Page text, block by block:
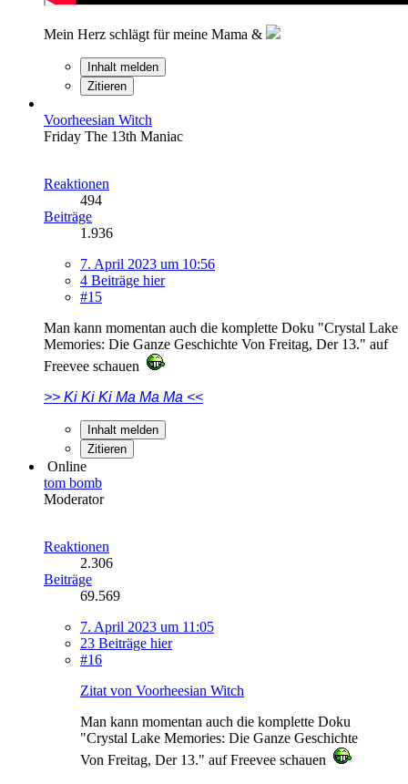
Mein Herz schlägt für meine Mama &
Inhalt melden
Zitieren
Voorheesian Witch
Friday The 13th Maniac
Reaktionen
494
Beiträge
1.936
7. April 2023 um 10:56
4 Beiträge hier
#15
Man kann momentan auch die komplette Doku "Crystal Lake
Memories: Die Ganze Geschichte Von Freitag, Der 13." auf
Freevee schauen
>> Ki Ki Ki Ma Ma Ma <<
Inhalt melden
Zitieren
Online
tom bomb
Moderator
Reaktionen
2.306
Beiträge
69.569
7. April 2023 um 11:05
23 Beiträge hier
#16
Zitat von Voorheesian Witch
Man kann momentan auch die komplette Doku
"Crystal Lake Memories: Die Ganze Geschichte
Von Freitag, Der 13." auf Freevee schauen